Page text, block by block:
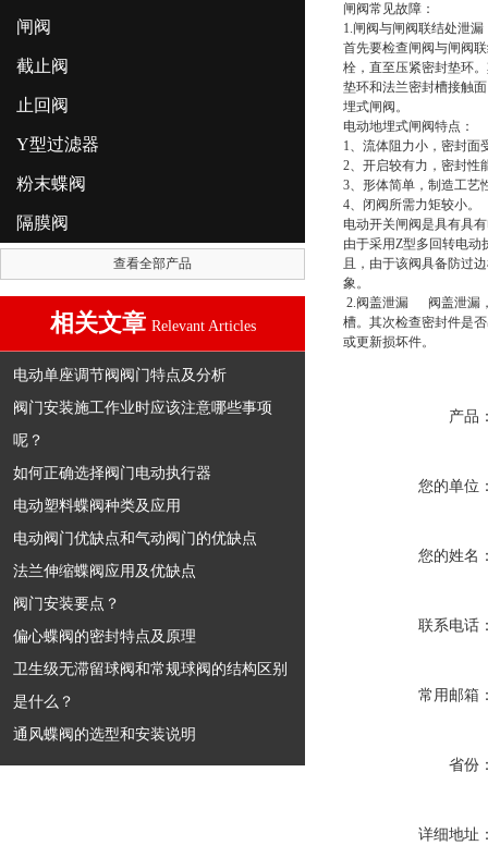
闸阀
截止阀
止回阀
Y型过滤器
粉末蝶阀
隔膜阀
查看全部产品
相关文章 Relevant Articles
电动单座调节阀阀门特点及分析
阀门安装施工作业时应该注意哪些事项
呢？
如何正确选择阀门电动执行器
电动塑料蝶阀种类及应用
电动阀门优缺点和气动阀门的优缺点
法兰伸缩蝶阀应用及优缺点
阀门安装要点？
偏心蝶阀的密封特点及原理
卫生级无滞留球阀和常规球阀的结构区别
是什么？
通风蝶阀的选型和安装说明
闸阀常见故障：
1.闸阀与闸阀联结处泄漏
首先要检查闸阀与闸阀
栓，直至压紧密封垫环
垫环和法兰密封槽接触
埋式闸阀 。
电动地埋式闸阀特点：
1、流体阻力小，密封面
2、开启较有力，密封性
3、形体简单，制造工艺
4、闭阀所需力矩较小。
电动开关闸阀是具有具
由于采用Z型多回转电
且，由于该阀具备防过
象。
2.阀盖泄漏 阀盖泄漏，
槽。其次检查密封件是
或更新损坏件。
产品
您的单位
您的姓名
联系电话
常用邮箱
省份
详细地址